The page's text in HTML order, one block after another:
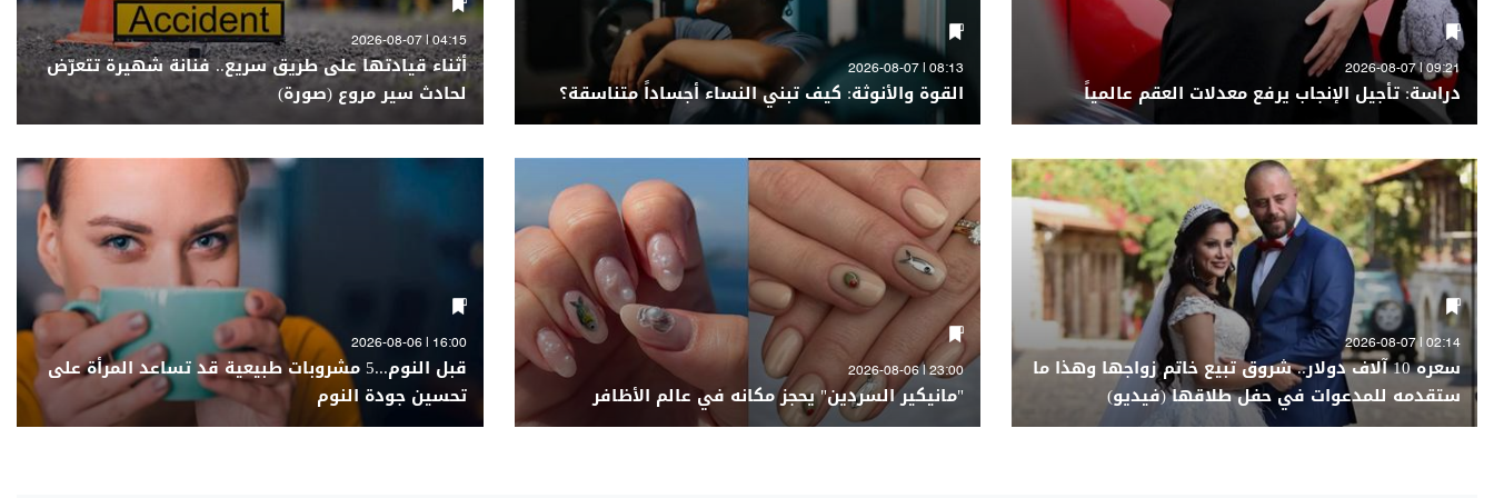
09:21 | 2026-08-07
دراسة: تأجيل الإنجاب يرفع معدلات العقم عالمياً
08:13 | 2026-08-07
القوة والأنوثة: كيف تبني النساء أجساداً متناسقة؟
04:15 | 2026-08-07
أثناء قيادتها على طريق سريع.. فنانة شهيرة تتعرّض
لحادث سير مروع (صورة)
02:14 | 2026-08-07
سعره 10 آلاف دولار.. شروق تبيع خاتم زواجها وهذا ما
ستقدمه للمدعوات في حفل طلاقها (فيديو)
23:00 | 2026-08-06
"مانيكير السردين" يحجز مكانه في عالم الأظافر
16:00 | 2026-08-06
قبل النوم...5 مشروبات طبيعية قد تساعد المرأة على
تحسين جودة النوم